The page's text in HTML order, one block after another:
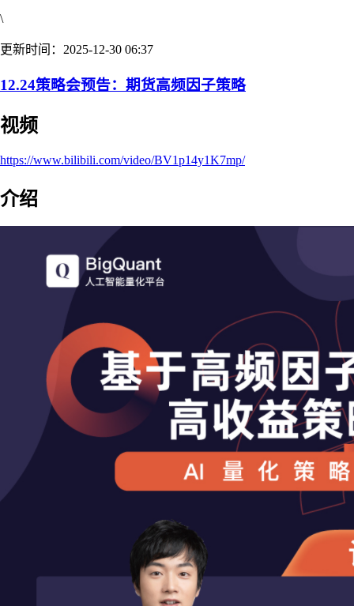
\
更新时间：2025-12-30 06:37
12.24策略会预告：期货高频因子策略
视频
https://www.bilibili.com/video/BV1p14y1K7mp/
介绍